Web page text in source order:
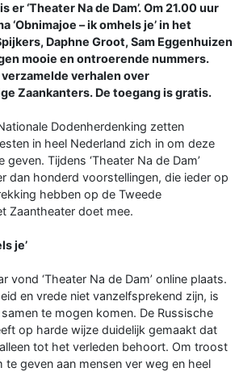
er ‘Theater Na de Dam’. Om 21.00 uur
‘Obnimajoe – ik omhels je’ in het
Daphne Groot, Sam Eggenhuizen
mooie en ontroerende nummers.
verhalen over
Zaankanters. De toegang is gratis.
Dodenherdenking zetten
in heel Nederland zich in om deze
Tijdens ‘Theater Na de Dam’
dan honderd voorstellingen, die ieder op
hebben op de Tweede
Zaantheater doet mee.
je’
vond ‘Theater Na de Dam’ online plaats.
en vrede niet vanzelfsprekend zijn, is
te mogen komen. De Russische
op harde wijze duidelijk gemaakt dat
tot het verleden behoort. Om troost
te geven aan mensen ver weg en heel